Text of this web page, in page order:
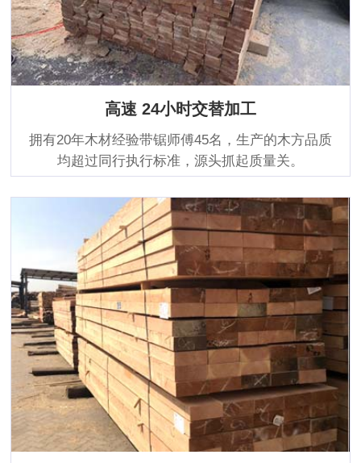
高速 24小时交替加工
拥有20年木材经验带锯师傅45名，生产的木方品质
均超过同行执行标准，源头抓起质量关。